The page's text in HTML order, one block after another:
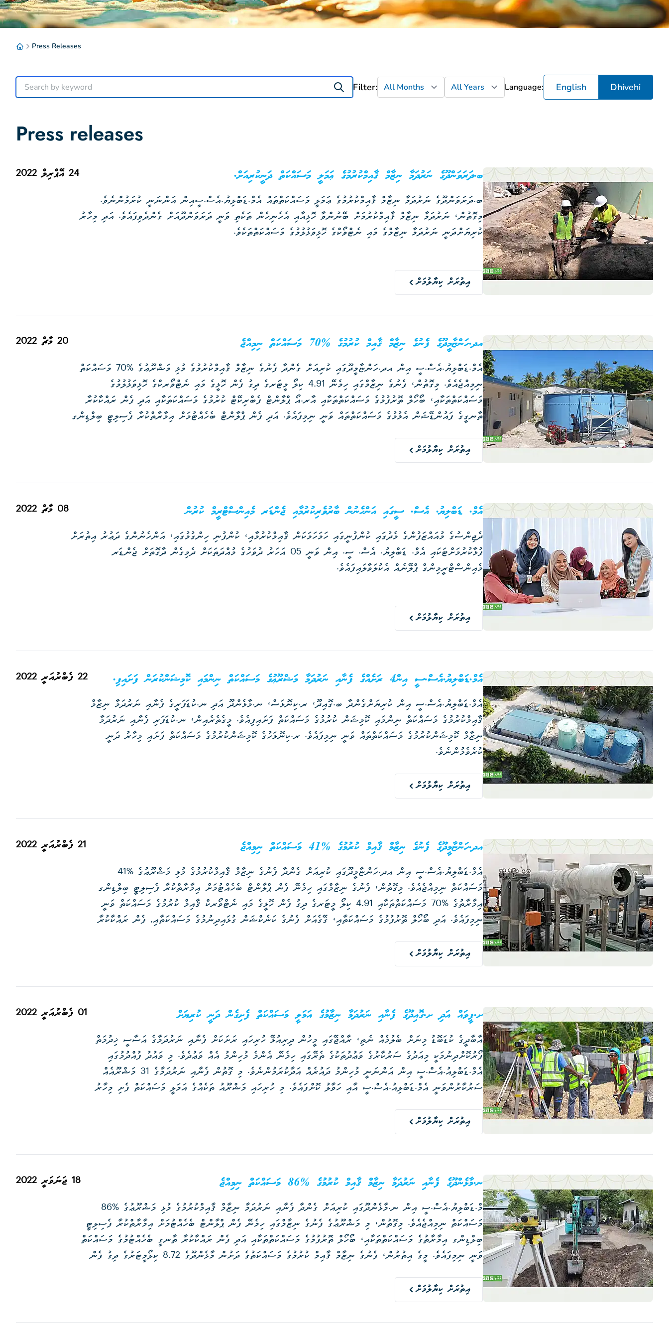
Press Releases
Filter: Language: English Dhivehi
Press releases
ބ.ދަރަވަންދޫގެ ނަރުދަމާ ނިޒާމް ޤާއިމްކުރުމުގެ ޢަމަލީ މަސައްކަތް ދަނީކުރިއަށް.
ބ.ދަރަވަންދޫގެ ނަރުދަމާ ނިޒާމް ޤާއިމްކުރުމުގެ ޢަމަލީ މަސައްކަތްތައް އެމް.ޑަބްލިޔު.އެސް.ސީއިން އަންނަނީ ކުރަމުންނެވެ.
މިގޮތުން، ނަރުދަމާ ނިޒާމް ޤާއިމްކުރުމަށް ބޭނުންވާ ހޮޅިއާއި އެހެނިހެން ތަކެތި ވަނީ ދަރަވަންދޫއަށް ގެންދެވިފައެވެ. އަދި މިހާރު
ކުރިޔަށްދަނީ ނަރުދަމާ ނިޒާމްގެ މައި ނެޓްވޯކްގެ ހޮޅިވަޅުލުމުގެ މަސައްކަތްތަކެވެ.
އިތުރަށް ކިޔާލުމަށް
24 އޭޕްރިލް 2022
އދ.ހަންޏާމީދޫގެ ފެނުގެ ނިޒާމް ޤާއިމް ކުރުމުގެ %70 މަސައްކަތް ނިމިއްޖެ
އެމް.ޑަބްލިޔު.އެސް.ސީ އިން އދ.ހަންޏާމީދޫގައި ކުރިއަށް ގެންދާ ފެނުގެ ނިޒާމް ޤާއިމްކުރުމުގެ މުޅި މަޝްރޫޢުގެ %70 މަސައްކަތް
ނިމިއްޖެއެވެ. މިގޮތުން، ފެނުގެ ނިޒާމްގައި ހިމެނޭ 4.91 ކިލޯ މީޓަރގެ ދިގު ފެން ހޮޅީގެ މައި ނެޓްވޯރކްގެ ހޮޅިވަޅުލުމުގެ
މަސައްކަތްތަކާއި، ބޯހޯލް ތޮރުފުމުގެ މަސައްކަތްތަކާއި އާރ.އޯ ޕްލާންޓް ފެބްރިކޭޓް ކުރުމުގެ މަސައްކަތަކާއި އަދި ފެން ރައްކާކުރާ
ތާނގީގެ ފައުންޑޭޝަން އެޅުމުގެ މަސައްކަތްތައް ވަނީ ނިމިފައެވެ. އަދި ފެން ޕްލާންޓް ބެހެއްޓުމަށް އިމާރާތްކުރާ ފެސިލިޓީ ބިލްޑިންގ
އިތުރަށް ކިޔާލުމަށް
20 މާޗް 2022
އެމް. ޑަބްލިޔު. އެސް. ސީގައި އަންހެނުން ބާރުވެރިކުރުމާއި ޖެންޑަރ މެއިންސްޓްރީމް ކުރުން
ދެޖިންސުގެ މުއައްޒަފުންގެ މެދުގައި ކުންފުނީގައި ހަމަހަމަކަން ޤާއިމްކުރުމާއި، ކުންފުނި ހިންގުމުގައި، އަންހެނުންގެ ދަޢުރު އިތުރަށް
ފުޅާކުރުމަށްޓަކައި އެމް. ޑަބްލިޔު. އެސް. ސީ. އިން ވަނީ 05 އަހަރު ދުވަހުގެ މުއްދަތަކަށް ދެމިގެން ދާގޮތަށް ޖެންޑަރ
މެއިންސްޓްރީމިންގް ޕްލޭނެއް އެކުލަވާލައިފައެވެ.
އިތުރަށް ކިޔާލުމަށް
08 މާޗް 2022
އެމް.ޑަބްލިޔު.އެސް.ސީ އިން4 ރަށެއްގެ ފެނާއި ނަރުދަމާ މަޝްރޫޢުގެ މަސައްކަތް ނިންމައި ކޮމިޝަންކުރަން ފަށައިފި.
އެމް.ޑަބްލިޔު.އެސް.ސީ އިން ކުރިޔަށްގެންދާ ބ.ގޮއިދޫ، ރ.ކިނޮޅަސް، ނ.މާޅެންދޫ އަދި ނ.ކުޑަފަރީގެ ފެނާއި ނަރުދަމާ ނިޒާމް
ޤާއިމްކުރުމުގެ މަސައްކަތް ނިންމައި ކޮމިޝަން ކުރުމުގެ މަސައްކަތް ފަށައިފިއެވެ. މީގެތެރެއިން، ނ.ކުޑަފަރި ފެނާއި ނަރުދަމާ
ނިޒާމް ކޮމިޝަންކުރުމުގެ މަސައްކަތްތައް ވަނީ ނިމިފައެވެ. ރ.ކިނޮޅަހުގެ ކޮމިޝަންކުރުމުގެ މަސައްކަތް ފަށައި މިހާރު ދަނީ
ކުރެވެމުންނެވެ.
އިތުރަށް ކިޔާލުމަށް
22 ފެބްރުއަރީ 2022
އދ.ހަންޏާމީދޫގެ ފެނުގެ ނިޒާމް ޤާއިމް ކުރުމުގެ %41 މަސައްކަތް ނިމިއްޖެ
އެމް.ޑަބްލިޔު.އެސް.ސީ އިން އދ.ހަންޏާމީދޫގައި ކުރިއަށް ގެންދާ ފެނުގެ ނިޒާމް ޤާއިމްކުރުމުގެ މުޅި މަޝްރޫޢުގެ %41
މަސައްކަތް ނިމިއްޖެއެވެ. މިގޮތުން، ފެނުގެ ނިޒާމްގައި ހިމެނޭ ފެން ޕްލާންޓް ބެހެއްޓުމަށް އިމާރާތްކުރާ ފެސިލިޓީ ބިލްޑިންގ
އިމާރާތުގެ %70 މަސައްކަތްތަކާއި 4.91 ކިލޯ މީޓަރގެ ދިގު ފެން ހޮޅީގެ މައި ނެޓްވޯރކް ޤާއިމް ކުރުމުގެ މަސައްކަތް ވަނީ
ނިމިފައެވެ. އަދި ބޯހޯލް ތޮރުފުމުގެ މަސައްކަތާއި، ގޭގެއަށް ފެނުގެ ކަނެކްޝަން ގުޅައިދިނުމުގެ މަސައްކަތާއި, ފެން ރައްކާކުރާ
އިތުރަށް ކިޔާލުމަށް
21 ފެބްރުއަރީ 2022
ށ.ފީވައް އަދި ށ.ގޮއިދޫގެ ފެނާއި ނަރުދަމާ ނިޒާމުގެ އަމަލީ މަސައްކަތް ފެށިގެން ދަނީ ކުރިޔަށް
އާބާދީގެ ކުޑަބޮޑު މިނަށް ބެލުމެއް ނެތި، ރާއްޖޭގައި މީހުން ދިރިއުޅޭ ހުރިހައި ރަށަކަށް ފެނާއި ނަރުދަމާގެ އަސާސީ ޚިދުމަތް
ފޯރުކޮށްދިނުމަކީ މިއަދުގެ ސަރުކާރުގެ ވަޢުދުތަކުގެ ތެރޭގައި ހިމެނޭ އެންމެ މުހިންމު އެއް ވަޢުދެވެ. މި ވައުދު ފުއްދުމުގައި
އެމް.ޑަބްލިއު.އެސް.ސީ އިން އަންނަނީ މުހިންމު ދައުރެއް އަދާކުރަމުންނެވެ. މި ގޮތުން ފެނާއި ނަރުދަމާގެ 31 މަޝްރޫއެއް
ސަރުކާރުންވަނީ އެމް.ޑަބްލިއު.އެސް.ސީ އާއި ހަވާލު ކޮށްފައެވެ. މި ހުރިހައި މަޝްރޫއު ތަކެއްގެ އަމަލީ މަސައްކަތް ފެށި މިހާރު
އިތުރަށް ކިޔާލުމަށް
01 ފެބްރުއަރީ 2022
ނ.މާޅެންދޫގެ ފެނާއި ނަރުދަމާ ނިޒާމް ޤާއިމް ކުރުމުގެ %86 މަސައްކަތް ނިމިއްޖެ
ެމް.ޑަބްލިޔު.އެސް.ސީ އިން ނ.މާޅެންދޫގައި ކުރިއަށް ގެންދާ ފެނާއި ނަރުދަމާ ނިޒާމް ޤާއިމްކުރުމުގެ މުޅި މަޝްރޫޢުގެ %86
މަސައްކަތް ނިމިއްޖެއެވެ. މިގޮތުން، މި މަޝްރޫޢުގެ ފެނުގެ ނިޒާމްގައި ހިމެނޭ ފެން ޕްލާންޓް ބެހެއްޓުމަށް އިމާރާތްކުރާ ފެސިލިޓީ
ބިލްޑިންގ އިމާރާތުގެ މަސައްކަތްތަކާއި، ބޯހޯލް ތޮރުފުމުގެ މަސައްކަތްތަކާއި އަދި ފެން ރައްކާކުރާ ތާނގީ ބެހެއްޓުމުގެ މަސައްކަތް
ވަނީ ނިމިފައެވެ. މީގެ އިތުރުން، ފެނުގެ ނިޒާމް ޤާއިމް ކުރުމުގެ މަސައްކަތުގެ ދަށުން މާޅެންދޫގެ 8.72 ކިލޯމީޓަރުގެ ދިގު ފެން
އުފެއްދުމަށްޓަކައި ބަހައްޓާ 2 އާރު.އޯ ޕްލާންޓް ބެހެއްޓުމުގެ މަސައްކަތްތަކުގެ ބޮޑުބައެއް މިހާރު ވަނީ ނިމިފައެވެ.
އިތުރަށް ކިޔާލުމަށް
18 ޖަނަވަރީ 2022